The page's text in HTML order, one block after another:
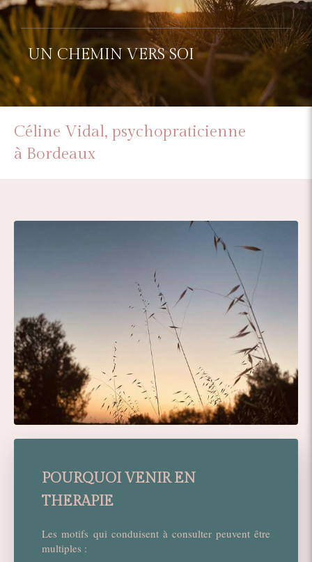
UN CHEMIN VERS SOI
Céline Vidal, psychopraticienne
à Bordeaux
POURQUOI VENIR EN
THERAPIE
Les motifs qui conduisent à consulter peuvent être
multiples :